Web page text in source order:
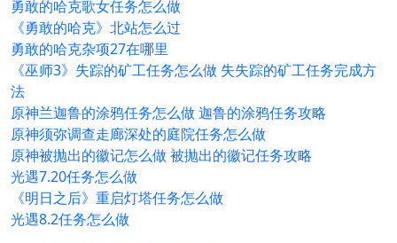
勇敢的哈克歌女任务怎么做
《勇敢的哈克》北站怎么过
勇敢的哈克杂项27在哪里
《巫师3》失踪的矿工任务怎么做 失失踪的矿工任务完成方
法
原神兰迦鲁的涂鸦任务怎么做 迦鲁的涂鸦任务攻略
原神须弥调查走廊深处的庭院任务怎么做
原神被抛出的徽记怎么做 被抛出的徽记任务攻略
光遇7.20任务怎么做
《明日之后》重启灯塔任务怎么做
光遇8.2任务怎么做